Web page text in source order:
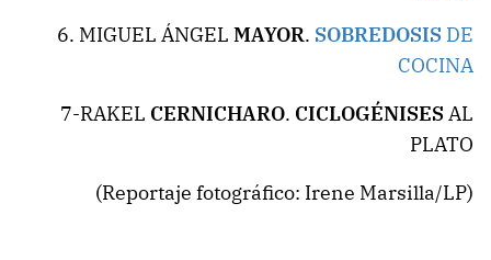
6. MIGUEL ÁNGEL MAYOR. SOBREDOSIS DE
COCINA
7-RAKEL CERNICHARO. CICLOGÉNISES AL
PLATO
(Reportaje fotográfico: Irene Marsilla/LP)